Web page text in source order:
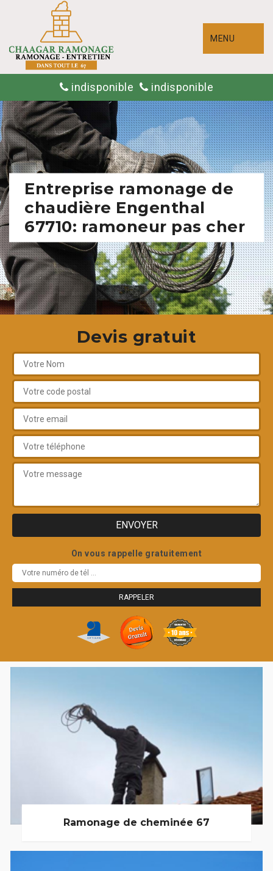
MENU
indisponible indisponible
Entreprise ramonage de
chaudière Engenthal
67710: ramoneur pas cher
Devis gratuit
On vous rappelle gratuitement
Ramonage de cheminée 67